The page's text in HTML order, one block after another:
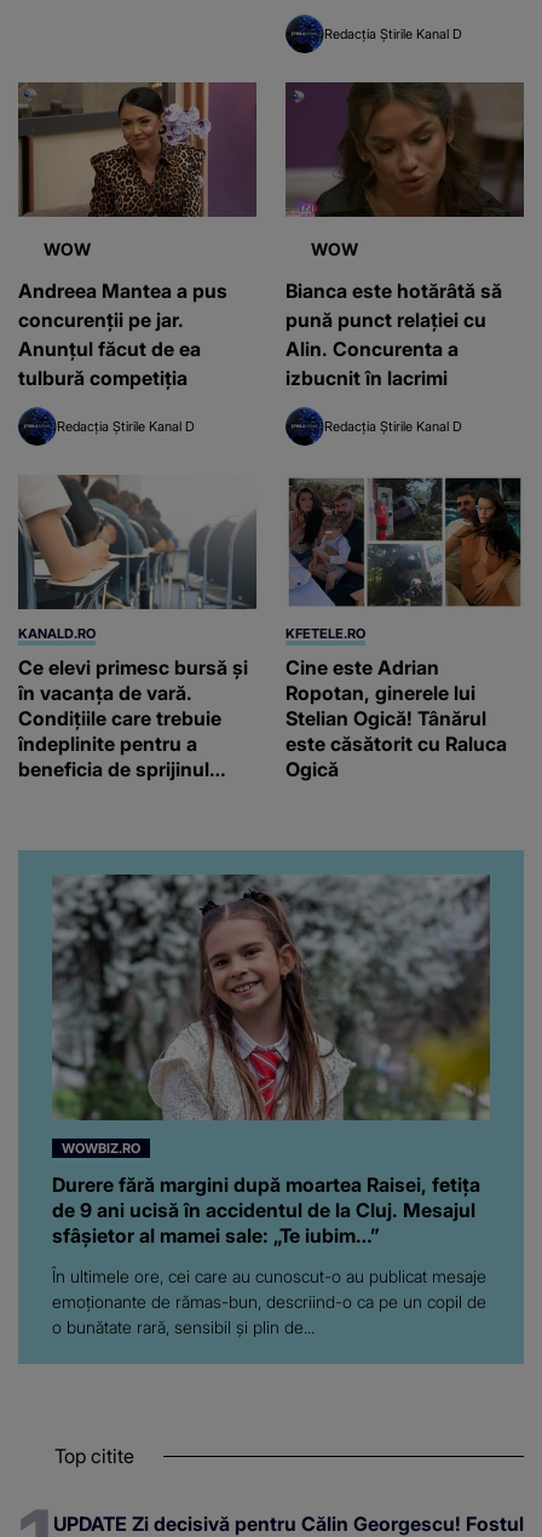
pregătită pentru o nouă
serie de concurenţi aflaţi
“Fiţi cu ochii pe ei!”
Redacția Știrile Kanal D
WOW
Andreea Mantea a pus
concurenții pe jar.
Anunțul făcut de ea
tulbură competiția
Redacția Știrile Kanal D
WOW
Bianca este hotărâtă să
pună punct relației cu
Alin. Concurenta a
izbucnit în lacrimi
Redacția Știrile Kanal D
KANALD.RO
Ce elevi primesc bursă și
în vacanța de vară.
Condițiile care trebuie
îndeplinite pentru a
beneficia de sprijinul
KFETELE.RO
Cine este Adrian
Ropotan, ginerele lui
Stelian Ogică! Tânărul
este căsătorit cu Raluca
Ogică
WOWBIZ.RO
Durere fără margini după moartea Raisei, fetița
de 9 ani ucisă în accidentul de la Cluj. Mesajul
sfâșietor al mamei sale: „Te iubim…”
În ultimele ore, cei care au cunoscut-o au publicat mesaje
emoționante de rămas-bun, descriind-o ca pe un copil de
o bunătate rară, sensibil și plin de...
Top citite
UPDATE Zi decisivă pentru Călin Georgescu! Fostul